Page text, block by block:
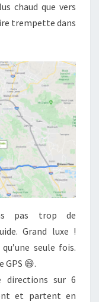
chaud que vers
trempette dans
pas trop de
Grand luxe !
seule fois.
GPS 😄.
directions sur 6
et partent en